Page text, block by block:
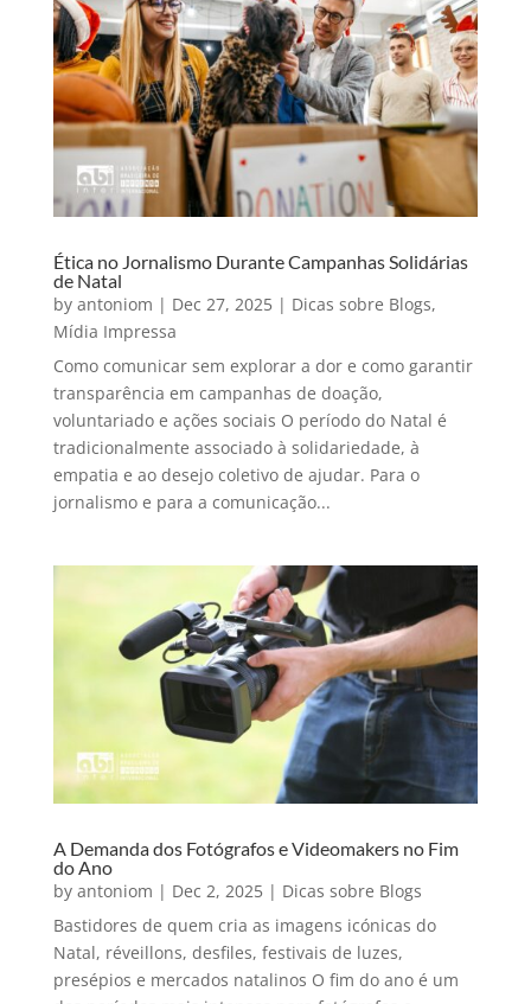
Ética no Jornalismo Durante Campanhas Solidárias
de Natal
by antoniom | Dec 27, 2025| Dicas sobre Blogs,
Mídia Impressa
Como comunicar sem explorar a dor e como garantir
transparência em campanhas de doação,
voluntariado e ações sociais O período do Natal é
tradicionalmente associado à solidariedade, à
empatia e ao desejo coletivo de ajudar. Para o
jornalismo e para a comunicação...
A Demanda dos Fotógrafos e Videomakers no Fim
do Ano
by antoniom | Dec 2, 2025| Dicas sobre Blogs
Bastidores de quem cria as imagens icónicas do
Natal, réveillons, desfiles, festivais de luzes,
presépios e mercados natalinos O fim do ano é um